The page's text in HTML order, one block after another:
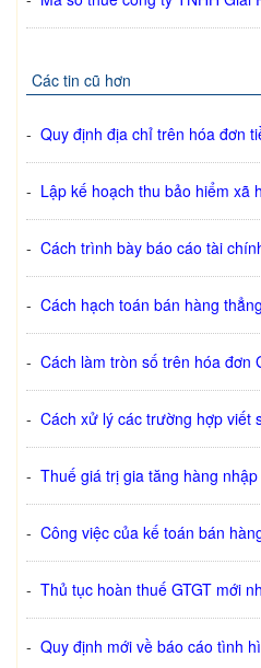
Các tin cũ hơn
- Quy định địa chỉ trên hóa đơn
- Lập kế hoạch thu bảo hiểm xã
- Cách trình bày báo cáo tài
- Cách hạch toán bán hàng
- Cách làm tròn số trên hóa đơn
- Cách xử lý các trường hợp viết
- Thuế giá trị gia tăng hàng
- Công việc của kế toán bán
- Thủ tục hoàn thuế GTGT mới
- Quy định mới về báo cáo tình